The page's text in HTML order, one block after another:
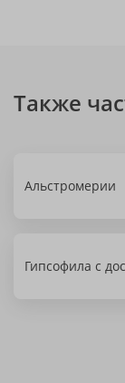
Также
Альстромерии
Гипсофила с